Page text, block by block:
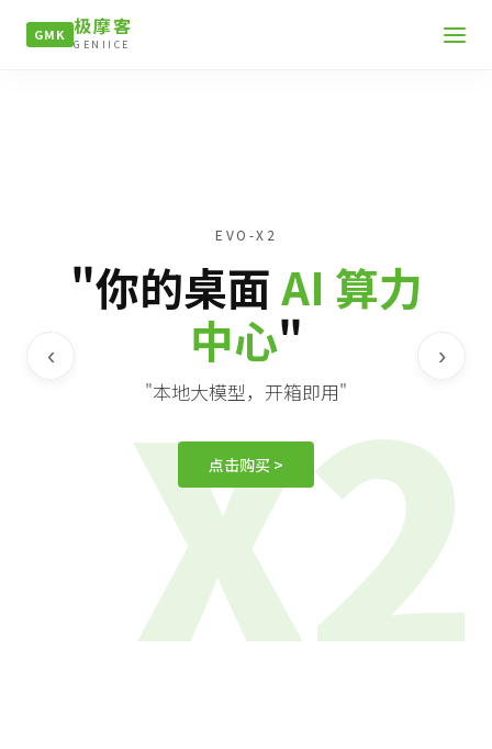
GMK 极摩客
GENIICE
X2
EVO-X2
"你的桌面AI 算力
中心"
"本地大模型，开箱即用"
点击购买 >
‹ ›